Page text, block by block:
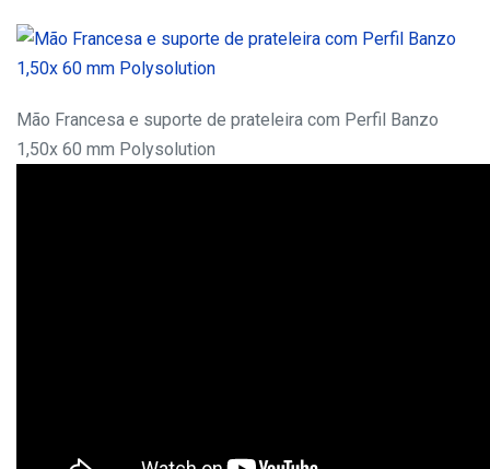
Mão Francesa e suporte de prateleira com Perfil Banzo
1,50x 60 mm Polysolution